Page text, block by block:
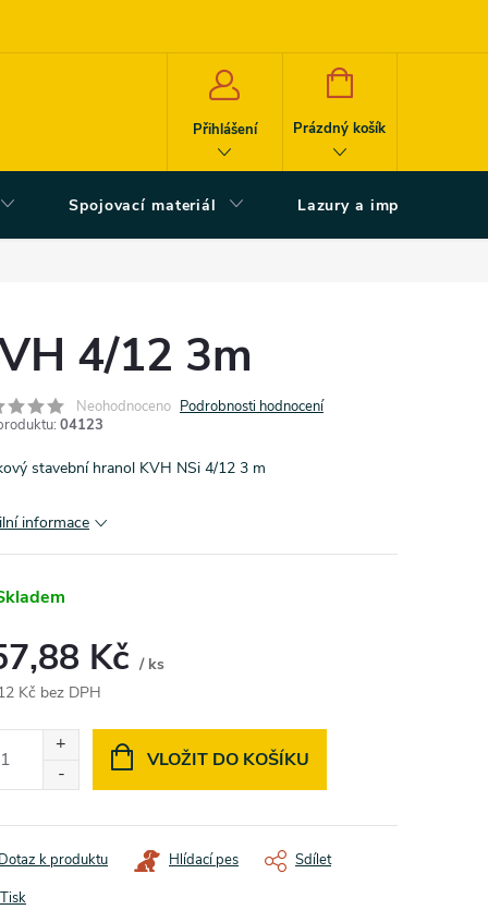
Přihlášení
NÁKUPNÍ
Prázdný košík
Spojovací materiál Lazury a impregnace
4/12 3m
Neohodnoceno Podrobnosti hodnocení
04123
stavební hranol KVH NSi 4/12 3 m
informace
Kč / ks
Kč bez DPH
VLOŽIT DO KOŠÍKU
Tisk
k produktu Hlídací pes Sdílet